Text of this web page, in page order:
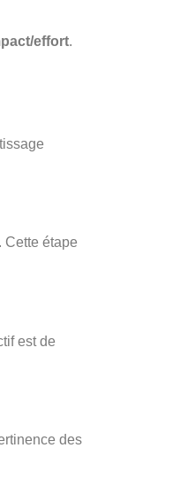
effort.
Cette étape
est de
des